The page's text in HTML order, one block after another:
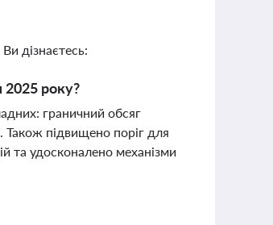
дізнаєтесь:
2025 року?
граничний обсяг
Також підвищено поріг для
та удосконалено механізми